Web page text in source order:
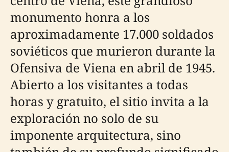
monumento honra a los
aproximadamente 17.000 soldados
soviéticos que murieron durante la
Ofensiva de Viena en abril de 1945.
Abierto a los visitantes a todas
horas y gratuito, el sitio invita a la
exploración no solo de su
imponente arquitectura, sino